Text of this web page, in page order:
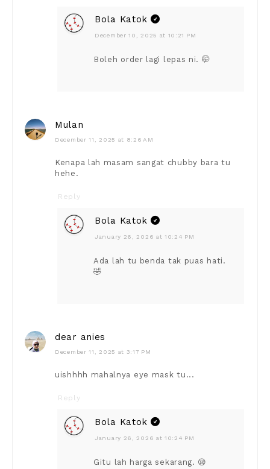
Bola Katok
December 10, 2025 at 10:21 PM
Boleh order lagi lepas ni. 🤭
Mulan
December 11, 2025 at 8:26 AM
Kenapa lah masam sangat chubby bara tu
hehe.
Reply
Bola Katok
January 26, 2026 at 10:24 PM
Ada lah tu benda tak puas hati.
🤣
dear anies
December 11, 2025 at 3:17 PM
uishhhh mahalnya eye mask tu...
Reply
Bola Katok
January 26, 2026 at 10:24 PM
Gitu lah harga sekarang. 😪